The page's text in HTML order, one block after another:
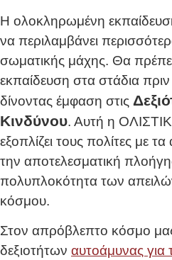
Η ολοκληρωμένη
να περιλαμβάνει
σωματικής μάχης. Θα
εκπαίδευση στα στάδια
δίνοντας έμφαση στις
Κινδύνου. Αυτή η
εξοπλίζει τους πολίτες με
την αποτελεσματική
πολυπλοκότητα των
κόσμου.
Στον απρόβλεπτο κόσμο
δεξιοτήτων αυτοάμυνας